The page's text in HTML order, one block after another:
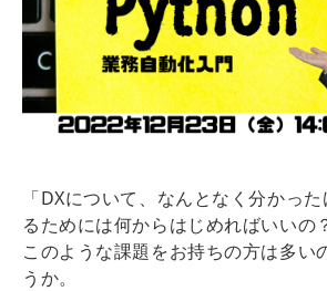
「DXについて、なんとなく分かっ
るためには何からはじめればいいの
このような課題をお持ちの方は多い
うか。